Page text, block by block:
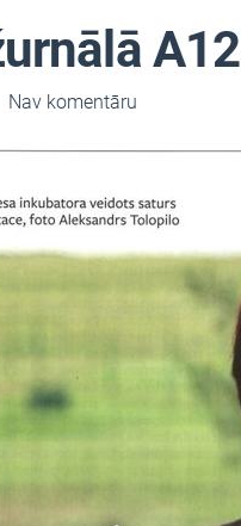
A12
Nav komentāru